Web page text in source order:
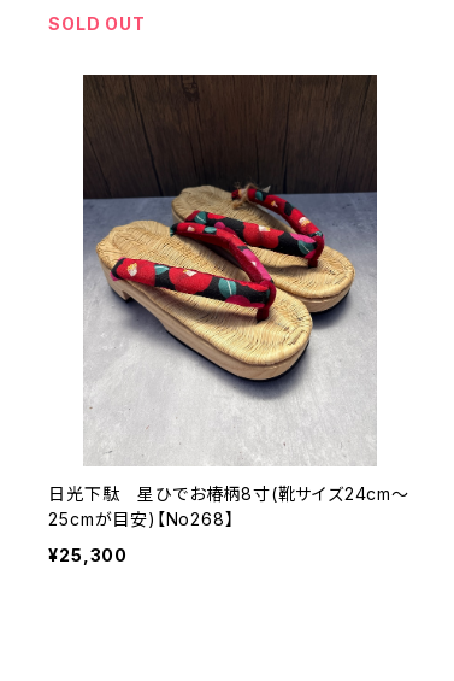
SOLD OUT
日光下駄 星ひでお椿柄8寸(靴サイズ24cm〜
25cmが目安)【No268】
¥25,300